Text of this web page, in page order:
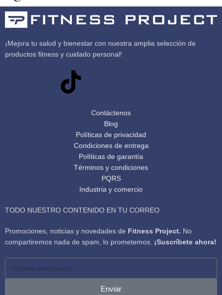
¡Mejora tu salud y bienestar con nuestra amplia selección de
productos fitness y cuidado personal!
Contáctenos
Blog
Políticas de privacidad
Condiciones de entrega
Políticas de garantía
Términos y condiciones
PQRS
Industria y comercio
TODO NUESTRO CONTENIDO EN TU CORREO
Promociones, noticias y novedades de Fitness Project. No
compartiremos nada de spam, lo prometemos. ¡Suscríbete ahora!
Enviar